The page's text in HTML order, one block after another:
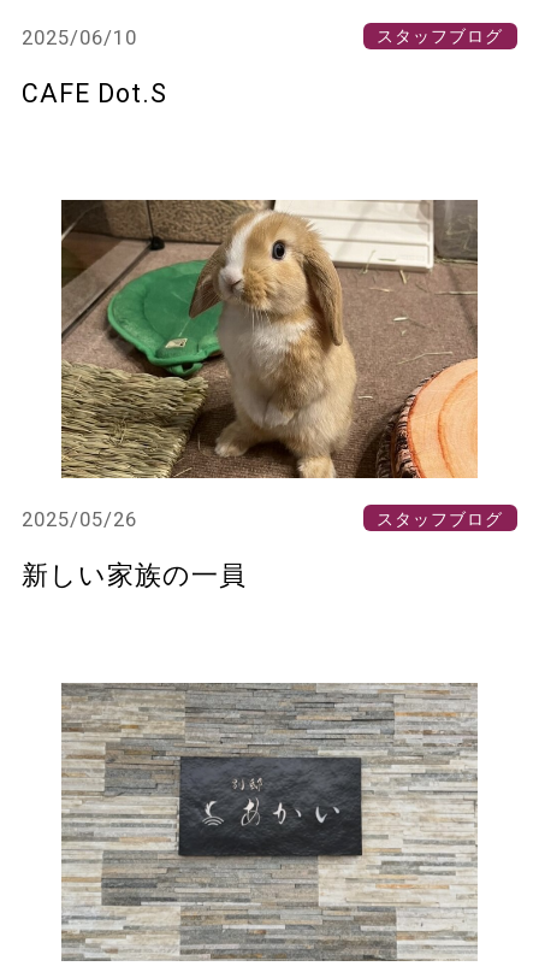
2025/06/10 スタッフブログ
CAFE Dot.S
2025/05/26 スタッフブログ
新しい家族の一員